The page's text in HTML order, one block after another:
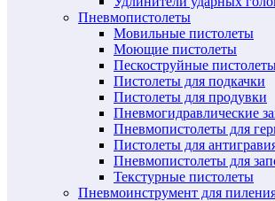
Пневмопистолеты
Мовильные пистолеты
Моющие пистолеты
Пескоструйные
Пистолеты для подкачки
Пистолеты для продувки
Пневмогидравлические
Пневмопистолеты для
Пистолеты для
Пневмопистолеты для
Текстурные пистолеты
Пневмоинструмент для